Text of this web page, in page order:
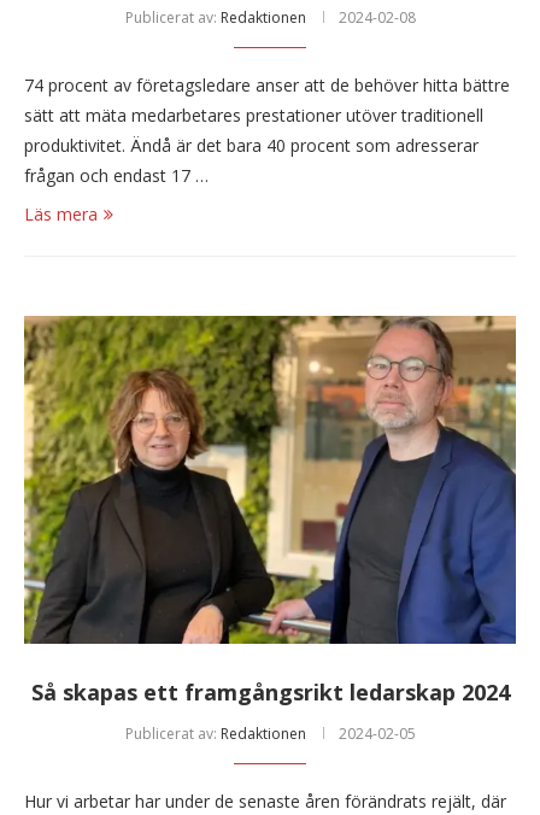
Publicerat av: Redaktionen 2024-02-08
74 procent av företagsledare anser att de behöver hitta bättre
sätt att mäta medarbetares prestationer utöver traditionell
produktivitet. Ändå är det bara 40 procent som adresserar
frågan och endast 17 …
Läs mera
Så skapas ett framgångsrikt ledarskap 2024
Publicerat av: Redaktionen 2024-02-05
Hur vi arbetar har under de senaste åren förändrats rejält, där